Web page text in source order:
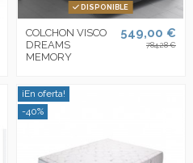
DISPONIBLE
COLCHON VISCO
DREAMS
MEMORY
549,00 €
784,28 €
¡En oferta!
-40%